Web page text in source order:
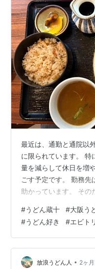
最近は、通勤と通院以
に限られています。 特
量を減らして休日を増
ごす予定です。 勤務先
助かっています。 その
ば幸いです。(^^) 『う
朝も、「今日は体調が
ことにしました。 この
蔵十』さんの期間限定
かったのですが、「冷
#うどん蔵十 #大阪う
#うどん好き #エビト
放浪うどん人 • 2ヶ